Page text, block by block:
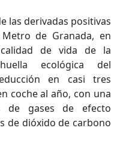
las derivadas positivas
de Granada, en
de vida de la
ecológica del
en casi tres
coche al año, con una
de gases de efecto
de dióxido de carbono